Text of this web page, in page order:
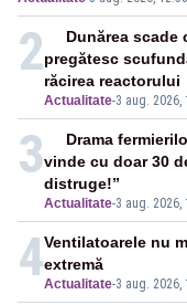
2
Actualitate-3 aug. 2026,
Dunărea scade
pregătesc
răcirea reactorului
3
Actualitate-3 aug. 2026,
Drama
vinde cu doar 30
distruge!”
4Actualitate-3 aug. 2026,
Ventilatoarele nu
extremă